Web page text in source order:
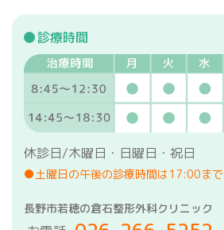
診療時間
休診日/木曜日・日曜日・祝日
●土曜日の午後の診療時間は17:00まで
長野市若穂の倉石整形外科クリニック